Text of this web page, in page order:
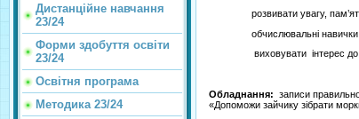
Дистанційне навчання
23/24
Форми здобуття освіти
23/24
Освітня програма
Методика 23/24
розвивати увагу, пам’ять,
обчислювальні навички в
виховувати інтерес до
Обладнання: записи
«Допоможи зайчику зібрати